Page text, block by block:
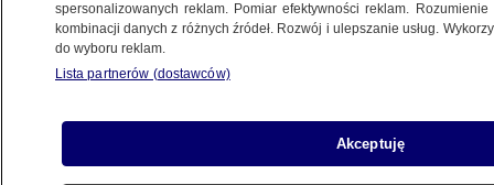
Udostępnij
Obecny lewicowy prezydent Wenezueli Nicolas
ogłosiła w niedzielę późnym wieczorem, czasu
lokalnego Narodowa Rada Wyborcza (CNE).
spersonalizowanych reklam. Pomiar efektywności reklam.
kombinacji danych z różnych źródeł. Rozwój i ulepszanie usług.
do wyboru reklam.
Lista partnerów (dostawców)
Akceptuję